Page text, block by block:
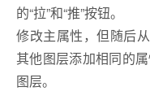
的“拉”和“推”按钮。
修改主属性，但随后
其他图层添加相同的
图层。